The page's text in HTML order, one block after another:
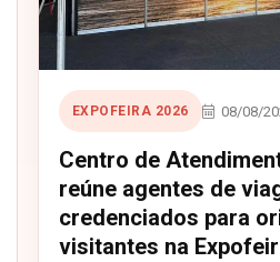
EXPOFEIRA 2026 08/08/
Centro de
reúne agentes de
credenciados para
visitantes na